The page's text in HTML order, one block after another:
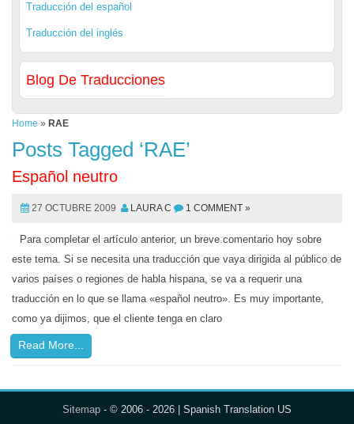
Traducción del español
Traducción del inglés
Blog De Traducciones
Home » RAE
Posts Tagged ‘RAE’
Español neutro
27 OCTUBRE 2009 LAURA C 1 COMMENT »
Para completar el artículo anterior, un breve comentario hoy sobre
este tema. Si se necesita una traducción que vaya dirigida al público de
varios países o regiones de habla hispana, se va a requerir una
traducción en lo que se llama «español neutro». Es muy importante,
como ya dijimos, que el cliente tenga en claro
Read More...
Sitemap - © 2006 - 2026 | Spanish Translation US